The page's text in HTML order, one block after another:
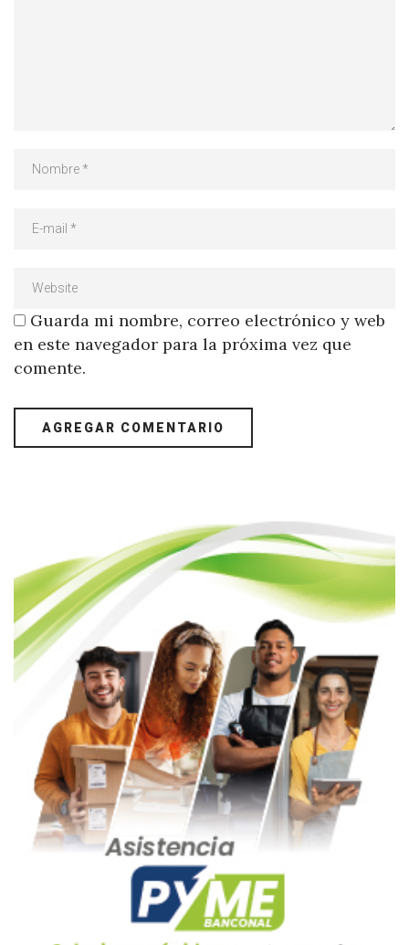
Guarda mi nombre, correo electrónico y web
en este navegador para la próxima vez que
comente.